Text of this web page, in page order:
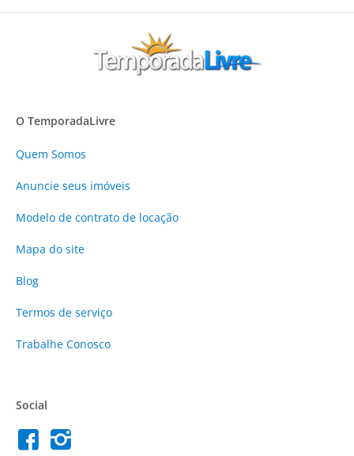
O TemporadaLivre
Quem Somos
Anuncie seus imóveis
Modelo de contrato de locação
Mapa do site
Blog
Termos de serviço
Trabalhe Conosco
Social